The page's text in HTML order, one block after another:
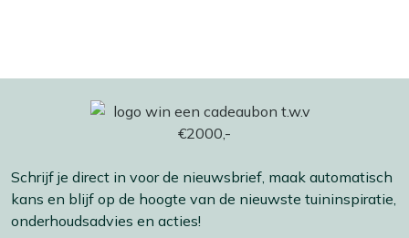
Schrijf je direct in voor de nieuwsbrief, maak automatisch
kans en blijf op de hoogte van de nieuwste tuininspiratie,
onderhoudsadvies en acties!